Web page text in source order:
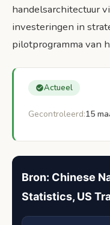
handelsarchitectuur
investeringen in
pilotprogramma van
Actueel
Gecontroleerd:15
Bron: Chinese
Statistics, US